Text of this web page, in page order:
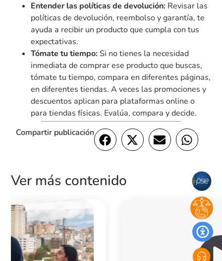
Entender las políticas de devolución: Revisar las
políticas de devolución, reembolso y garantía, te
ayuda a recibir un producto que cumpla con tus
expectativas.
Tómate tu tiempo: Si no tienes la necesidad
inmediata de comprar ese producto que buscas,
tómate tu tiempo, compara en diferentes páginas,
en diferentes tiendas. A veces las promociones y
descuentos aplican para plataformas online o
para tiendas físicas. Evalúa, compara y decide.
Compartir publicación
Ver más contenido